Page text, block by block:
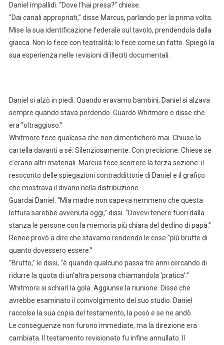
Daniel impallidì. “Dove l’hai presa?” chiese.
“Dai canali appropriati,” disse Marcus, parlando per la prima volta.
Mise la sua identificazione federale sul tavolo, prendendola dalla
giacca. Non lo fece con teatralità; lo fece come un fatto. Spiegò la
sua esperienza nelle revisioni di illeciti documentali.
Daniel si alzò in piedi. Quando eravamo bambini, Daniel si alzava
sempre quando stava perdendo. Guardò Whitmore e disse che
era “oltraggioso.”
Whitmore fece qualcosa che non dimenticherò mai. Chiuse la
cartella davanti a sé. Silenziosamente. Con precisione. Chiese se
c’erano altri materiali. Marcus fece scorrere la terza sezione: il
resoconto delle spiegazioni contraddittorie di Daniel e il grafico
che mostrava il divario nella distribuzione.
Guardai Daniel. “Mia madre non sapeva nemmeno che questa
lettura sarebbe avvenuta oggi,” dissi. “Dovevi tenere fuori dalla
stanza le persone con la memoria più chiara del declino di papà.”
Renee provò a dire che stavamo rendendo le cose “più brutte di
quanto dovessero essere.”
“Brutto,” le dissi, “è quando qualcuno passa tre anni cercando di
ridurre la quota di un’altra persona chiamandola ‘pratica’.”
Whitmore si schiarì la gola. Aggiunse la riunione. Disse che
avrebbe esaminato il coinvolgimento del suo studio. Daniel
raccolse la sua copia del testamento, la posò e se ne andò.
Le conseguenze non furono immediate, ma la direzione era
cambiata. Il testamento revisionato fu infine annullato. Il